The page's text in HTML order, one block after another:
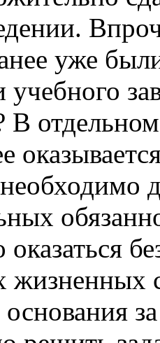
уже
В
оказаться
жизненных